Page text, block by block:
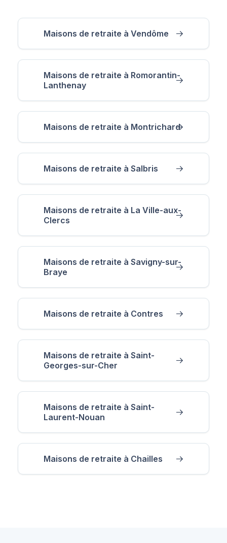
Maisons de retraite à Vendôme
Maisons de retraite à Romorantin-
Lanthenay
Maisons de retraite à Montrichard
Maisons de retraite à Salbris
Maisons de retraite à La Ville-aux-
Clercs
Maisons de retraite à Savigny-sur-
Braye
Maisons de retraite à Contres
Maisons de retraite à Saint-
Georges-sur-Cher
Maisons de retraite à Saint-
Laurent-Nouan
Maisons de retraite à Chailles